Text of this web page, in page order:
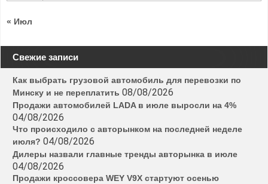
« Июл
Свежие записи
Как выбрать грузовой автомобиль для перевозки по
Минску и не переплатить 08/08/2026
Продажи автомобилей LADA в июле выросли на 4%
04/08/2026
Что происходило с авторынком на последней неделе
июля? 04/08/2026
Дилеры назвали главные тренды авторынка в июле
04/08/2026
Продажи кроссовера WEY V9X стартуют осенью